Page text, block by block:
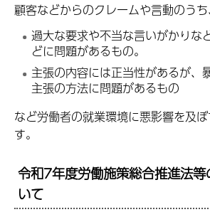
顧客などからのクレームや言動のうち
過大な要求や不当な言いがかりな
どに問題があるもの。
主張の内容には正当性があるが、
主張の方法に問題があるもの
など労働者の就業環境に悪影響を及
す。
令和7年度労働施策総合推進法
いて